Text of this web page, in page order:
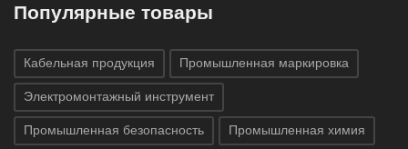
Популярные товары
Кабельная продукция Промышленная маркировка
Электромонтажный инструмент
Промышленная безопасность Промышленная химия